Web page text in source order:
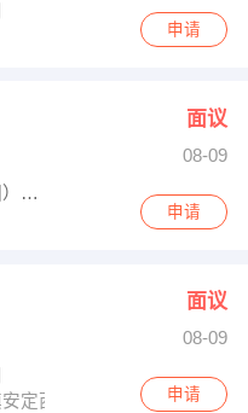
申请
面议
08-09
西宁五金矿产进出口（集团）有限公司
申请
面议
08-09
定西路13号
申请